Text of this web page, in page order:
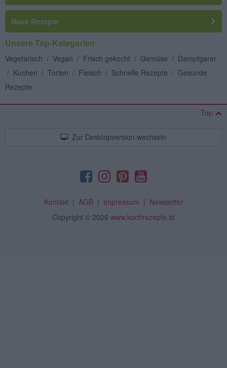
Neue Rezepte
Unsere Top-Kategorien
Vegetarisch / Vegan / Frisch gekocht / Gemüse / Dampfgarer
/ Kuchen / Torten / Fleisch / Schnelle Rezepte / Gesunde
Rezepte
Top
Zur Desktopversion wechseln
Kontakt| AGB| Impressum | Newsletter
Copyright © 2026 www.kochrezepte.at